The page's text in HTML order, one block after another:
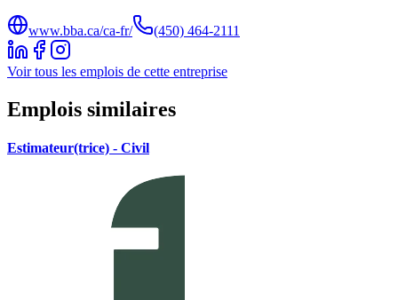
www.bba.ca/ca-fr/ (450) 464-2111
Voir tous les emplois de cette entreprise
Emplois similaires
Estimateur(trice) - Civil